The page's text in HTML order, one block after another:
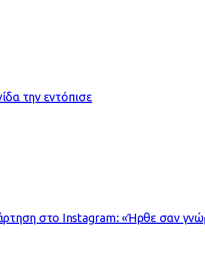
την εντόπισε
στο Instagram: «Ήρθε σαν